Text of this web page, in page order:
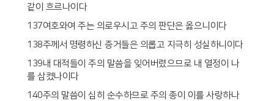
같이 흐르나이다
137여호와여 주는 의로우시고 주의 판단은 옳으니이다
138주께서 명령하신 증거들은 의롭고 지극히 성실하니이다
139내 대적들이 주의 말씀을 잊어버렸으므로 내 열정이 나
를 삼켰나이다
140주의 말씀이 심히 순수하므로 주의 종이 이를 사랑하나